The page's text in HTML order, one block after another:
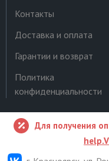
Контакты
Доставка и оплата
Гарантии и возврат
Политика
конфиденциальности
Для получения